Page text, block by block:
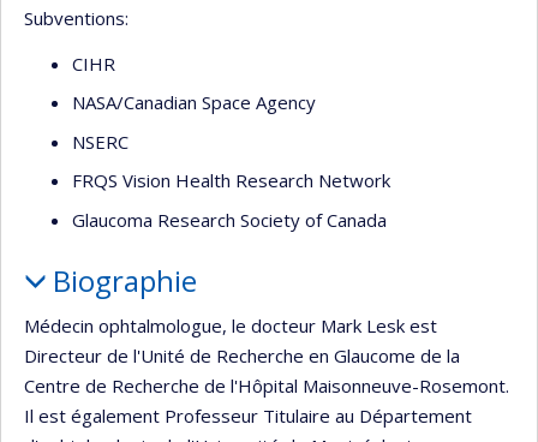
Subventions:
CIHR
NASA/Canadian Space Agency
NSERC
FRQS Vision Health Research Network
Glaucoma Research Society of Canada
Biographie
Médecin ophtalmologue, le docteur Mark Lesk est
Directeur de l'Unité de Recherche en Glaucome de la
Centre de Recherche de l'Hôpital Maisonneuve-Rosemont.
Il est également Professeur Titulaire au Département